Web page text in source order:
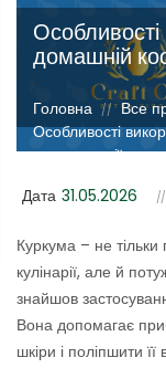
домашній
;
Головна // Все
Особливості
косметології
Дата 31.05.2026
Куркума – не
кулінарії, але й
знайшов
Вона допомагає
шкіри і поліпшити її